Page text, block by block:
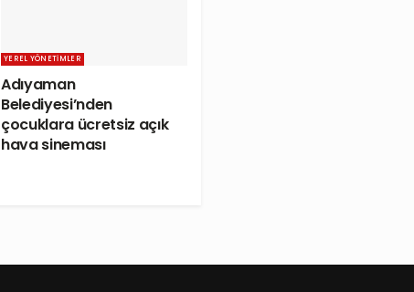
YEREL YÖNETIMLER
Adıyaman
Belediyesi’nden
çocuklara ücretsiz açık
hava sineması